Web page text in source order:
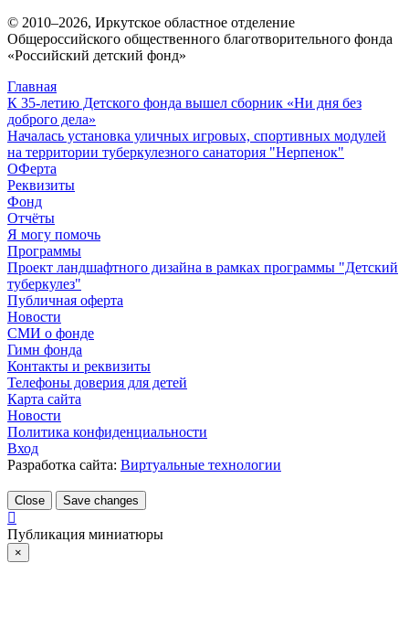
© 2010–2026, Иркутское областное отделение
Общероссийского общественного благотворительного фонда
«Российский детский фонд»
Главная
К 35-летию Детского фонда вышел сборник «Ни дня без
доброго дела»
Началась установка уличных игровых, спортивных модулей
на территории туберкулезного санатория "Нерпенок"
ОФерта
Реквизиты
Фонд
Отчёты
Я могу помочь
Программы
Проект ландшафтного дизайна в рамках программы "Детский
туберкулез"
Публичная оферта
Новости
СМИ о фонде
Гимн фонда
Контакты и реквизиты
Телефоны доверия для детей
Карта сайта
Новости
Политика конфиденциальности
Вход
Разработка сайта: Виртуальные технологии
Close Save changes
Публикация миниатюры
×